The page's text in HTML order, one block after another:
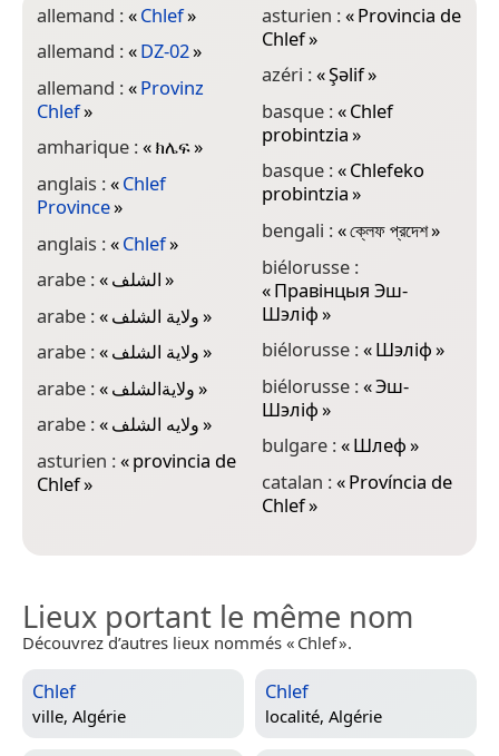
allemand :«Chlef»
allemand :«DZ-02»
allemand :«Provinz
Chlef»
amharique :«ክሌፍ»
anglais :«Chlef
Province»
anglais :«Chlef»
arabe :«الشلف»
arabe :«ولاية الشلف»
arabe :«
»
arabe :«ولايةالشلف»
arabe :«ولايه الشلف»
asturien :«provincia de
Chlef»
asturien :«Provincia de
Chlef»
azéri :«Şəlif»
basque :«Chlef
probintzia»
basque :«Chlefeko
probintzia»
bengali :«ক্লেফ প্রদেশ»
biélorusse :
«Правінцыя Эш-
Шэліф»
biélorusse :«Шэліф»
biélorusse :«Эш-
Шэліф»
bulgare :«Шлеф»
catalan :«Província de
Chlef»
Lieux portant le même nom
Découvrez d’autres lieux nommés « Chlef ».
Chlef
ville, Algérie
Chlef
localité, Algérie